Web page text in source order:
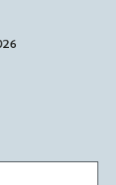
Lokale
smage